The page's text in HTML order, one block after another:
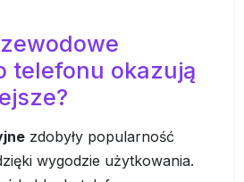
telefonu okazują
zdobyły popularność
wygodzie użytkowania.